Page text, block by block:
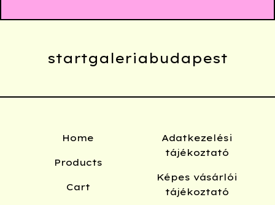
startgaleriabudapest
Home
Products
Cart
Adatkezelési
tájékoztató
Képes vásárlói
tájékoztató